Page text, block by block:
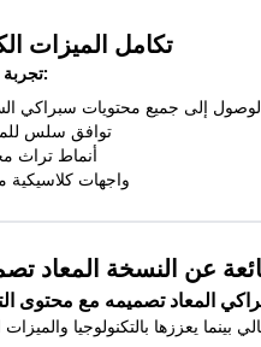
تكامل الميزات
تجربة موحدة:
الوصول إلى جميع محتويات سبراكي
• توافق سلس
• أنماط تراث
• واجهات كلاسيكية
عن النسخة المعاد
المعاد تصميمه مع محتوى